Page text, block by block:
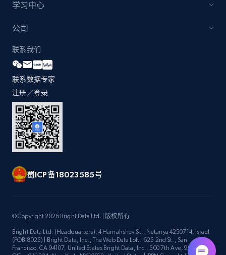
学习中心
公司
联系我们
联系数据专家
注册／登录
蜀ICP备18023585号
© Copyright 2026 Bright Data Ltd. | 版权所有
Bright Data Ltd. (Headquarters), 4 Hamahshev St., Netanya 4250714, Israel
(POB 8025) | Bright Data, Inc., The Web Data Loft, 625 2nd St., San
Francisco, CA 94107, United States Bright Data, Inc., 500 7th Ave, 9th Floor